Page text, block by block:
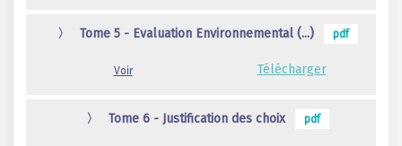
〉 Tome 5 - Evaluation Environnemental (...) pdf
Télécharger
Voir
〉 Tome 6 - Justification des choix pdf